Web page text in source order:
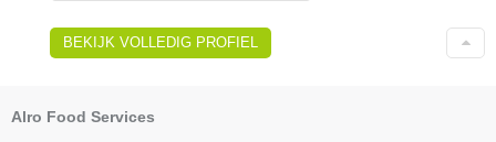
BEKIJK VOLLEDIG PROFIEL
Alro Food Services